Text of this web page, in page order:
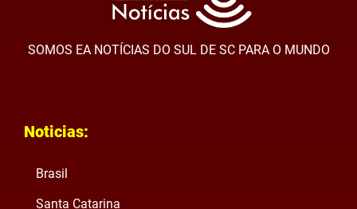
SOMOS EA NOTÍCIAS DO SUL DE SC PARA O MUNDO
Noticias:
Brasil
Santa Catarina